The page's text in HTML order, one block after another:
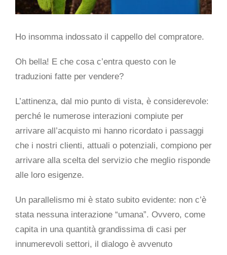
CONTATTI
Italiano
Ho insomma indossato il cappello del compratore.
Oh bella! E che cosa c’entra questo con le
traduzioni fatte per vendere?
L’attinenza, dal mio punto di vista, è considerevole:
perché le numerose interazioni compiute per
arrivare all’acquisto mi hanno ricordato i passaggi
che i nostri clienti, attuali o potenziali, compiono per
arrivare alla scelta del servizio che meglio risponde
alle loro esigenze.
Un parallelismo mi è stato subito evidente: non c’è
stata nessuna interazione “umana”. Ovvero, come
capita in una quantità grandissima di casi per
innumerevoli settori, il dialogo è avvenuto